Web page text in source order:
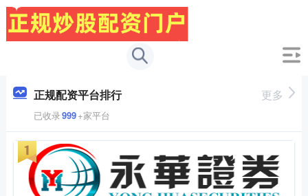
正规配资平台排行
已收录999+家平台
更多